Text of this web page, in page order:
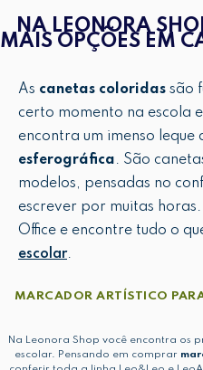
NA LEONORA
MAIS OPÇÕES EM
As canetas coloridas são
certo momento na escola
encontra um imenso leque
esferográfica. São
modelos, pensadas no
escrever por muitas
Office e encontre tudo o
escolar.
MARCADOR ARTÍSTICO
Na Leonora Shop você encontra os
escolar. Pensando em comprar